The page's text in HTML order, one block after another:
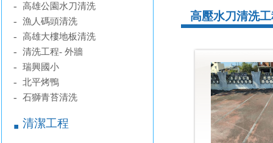
- 高雄公園水刀清洗
- 漁人碼頭清洗
- 高雄大樓地板清洗
- 清洗工程- 外牆
- 瑞興國小
- 北平烤鴨
- 石獅青苔清洗
￭ 清潔工程
高壓水刀清洗